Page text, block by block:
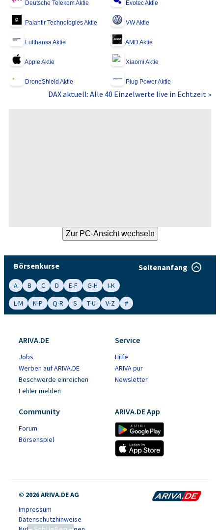
Deutsche Telekom Aktie Evotec Aktie
Palantir Technologies Aktie VW Aktie
Lufthansa Aktie AMD Aktie
Apple Aktie Xiaomi Aktie
DroneShield Aktie Plug Power Aktie
DAX aktuell: Alle 40 Einzelwerte live in Echtzeit »
Börsenkurse Seitenanfang
A B C D E-F G-H
I-K
L-M
N-P Q-R S T-U V-Z #
ARIVA.DE
Jobs
Werben auf ARIVA.DE
Beschwerde einreichen
Fehler melden
Service
Hilfe
ARIVA pur
Newsletter
Community
Forum
Börsenspiel
ARIVA.DE App
© 2026 ARIVA.DE AG
Impressum
Datenschutzhinweise